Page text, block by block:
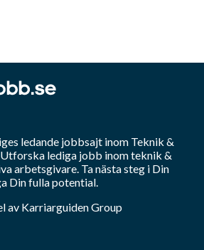
ledande jobbsajt inom Teknik &
Utforska lediga jobb inomteknik &
arbetsgivare. Ta nästa steg i Din
Din fulla potential.
av Karriarguiden Group